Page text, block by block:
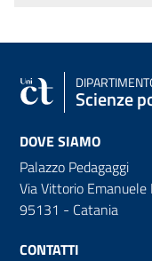
Scienze
DOVE SIAMO
Palazzo Pedagaggi
Via Vittorio Emanuele
95131 - Catania
CONTATTI